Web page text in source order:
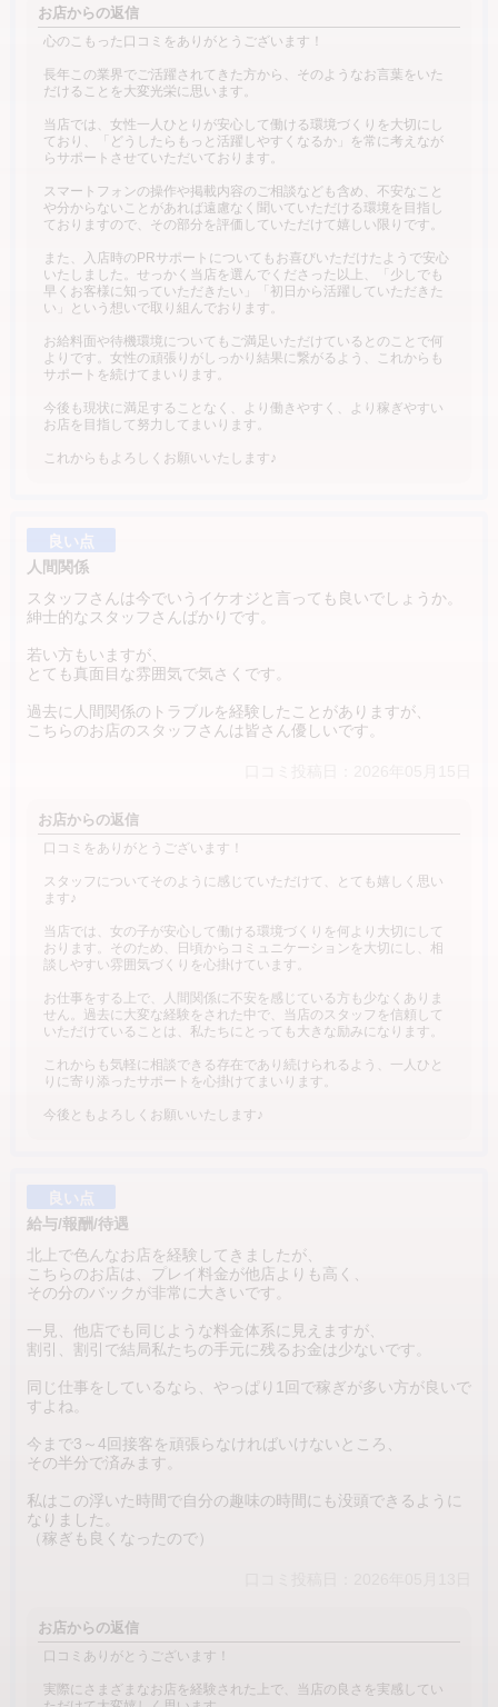
お店からの返信
心のこもった口コミをありがとうございます！
長年この業界でご活躍されてきた方から、そのようなお言葉をいた
だけることを大変光栄に思います。
当店では、女性一人ひとりが安心して働ける環境づくりを大切にし
ており、「どうしたらもっと活躍しやすくなるか」を常に考えなが
らサポートさせていただいております。
スマートフォンの操作や掲載内容のご相談なども含め、不安なこと
や分からないことがあれば遠慮なく聞いていただける環境を目指し
ておりますので、その部分を評価していただけて嬉しい限りです。
また、入店時のPRサポートについてもお喜びいただけたようで安心
いたしました。せっかく当店を選んでくださった以上、「少しでも
早くお客様に知っていただきたい」「初日から活躍していただきた
い」という想いで取り組んでおります。
お給料面や待機環境についてもご満足いただけているとのことで何
よりです。女性の頑張りがしっかり結果に繋がるよう、これからも
サポートを続けてまいります。
今後も現状に満足することなく、より働きやすく、より稼ぎやすい
お店を目指して努力してまいります。
これからもよろしくお願いいたします♪
良い点
人間関係
スタッフさんは今でいうイケオジと言っても良いでしょうか。
紳士的なスタッフさんばかりです。
若い方もいますが、
とても真面目な雰囲気で気さくです。
過去に人間関係のトラブルを経験したことがありますが、
こちらのお店のスタッフさんは皆さん優しいです。
お店からの返信
口コミをありがとうございます！
スタッフについてそのように感じていただけて、とても嬉しく思い
ます♪
当店では、女の子が安心して働ける環境づくりを何より大切にして
おります。そのため、日頃からコミュニケーションを大切にし、相
談しやすい雰囲気づくりを心掛けています。
お仕事をする上で、人間関係に不安を感じている方も少なくありま
せん。過去に大変な経験をされた中で、当店のスタッフを信頼して
いただけていることは、私たちにとっても大きな励みになります。
これからも気軽に相談できる存在であり続けられるよう、一人ひと
りに寄り添ったサポートを心掛けてまいります。
今後ともよろしくお願いいたします♪
良い点
給与/報酬/待遇
北上で色んなお店を経験してきましたが、
こちらのお店は、プレイ料金が他店よりも高く、
その分のバックが非常に大きいです。
一見、他店でも同じような料金体系に見えますが、
割引、割引で結局私たちの手元に残るお金は少ないです。
同じ仕事をしているなら、やっぱり1回で稼ぎが多い方が良いで
すよね。
今まで3～4回接客を頑張らなければいけないところ、
その半分で済みます。
私はこの浮いた時間で自分の趣味の時間にも没頭できるように
なりました。
（稼ぎも良くなったので）
お店からの返信
口コミありがとうございます！
実際にさまざまなお店を経験された上で、当店の良さを実感してい